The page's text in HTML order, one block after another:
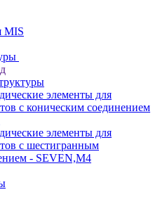
MIS
элементы для
с коническим соединением
элементы для
с шестигранным
- SEVEN,M4